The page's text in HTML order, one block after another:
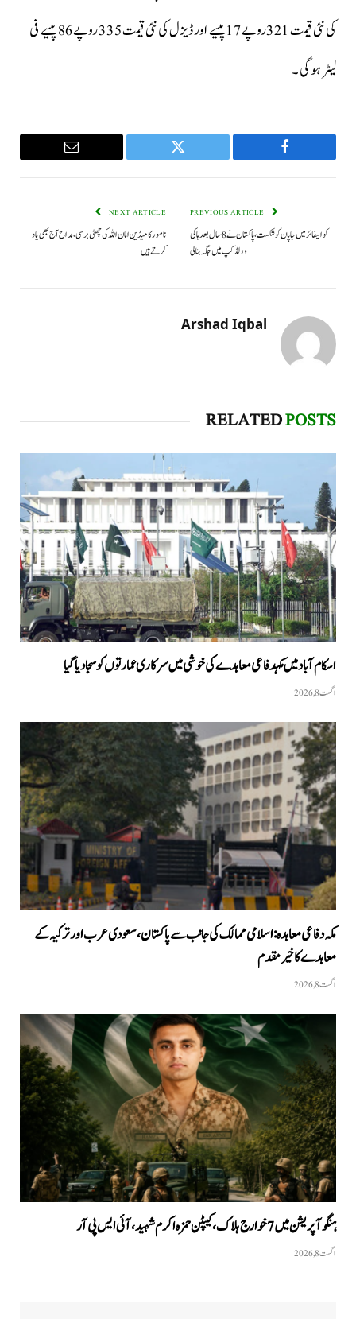
کی نئی قیمت 321روپے 17پیسے اور ڈیزل کی نئی قیمت 335 روپے 86 پیسے فی
لیٹر ہوگی ۔
Facebook
Twitter
Email
کوالیفائر میں جاپان کو شکست، پاکستان نے 8 سال بعد ہاکی
ورلڈکپ میں جگہ بنالی
NEXT ARTICLE
نامور کامیڈین امان اللہ کی چھٹی برسی، مداح آج بھی یاد
کرتے ہیں
Arshad Iqbal
RELATEDPOSTS
اسکام آباد میں مکہدفاعی معاہدے کی خوشی میں سرکاری عمارتوں کو سجا دیا گیا
اگست 8, 2026
مکہ دفاعی معاہدہ: اسلامی ممالک کی جانب سے پاکستان، سعودی عرب اور ترکیہ کے
معاہدے کا خیرمقدم
اگست 8, 2026
ہنگو آپریشن میں 7 خوارج ہلاک، کیپٹن حمزہ اکرم شہید، آئی ایس پی آر
اگست 8, 2026